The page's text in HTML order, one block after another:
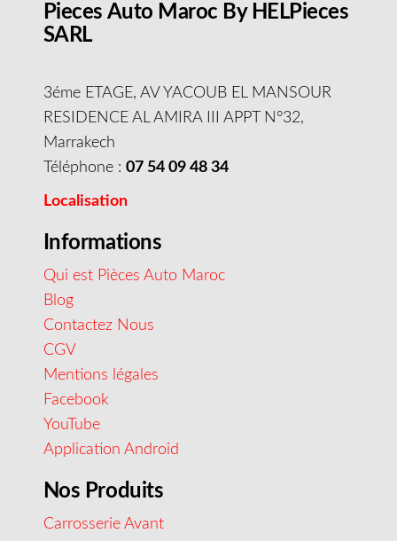
Pieces Auto Maroc By HELPieces
SARL
3éme ETAGE, AV YACOUB EL MANSOUR
RESIDENCE AL AMIRA III APPT N°32,
Marrakech
Téléphone : 07 54 09 48 34
Localisation
Informations
Qui est Pièces Auto Maroc
Blog
Contactez Nous
CGV
Mentions légales
Facebook
YouTube
Application Android
Nos Produits
Carrosserie Avant